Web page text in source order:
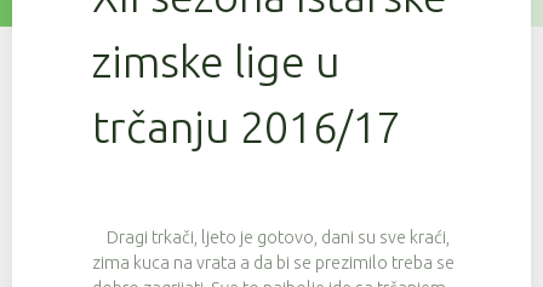
zimske lige u
trčanju 2016/17
Dragi trkači, ljeto je gotovo, dani su sve kraći,
zima kuca na vrata a da bi se prezimilo treba se